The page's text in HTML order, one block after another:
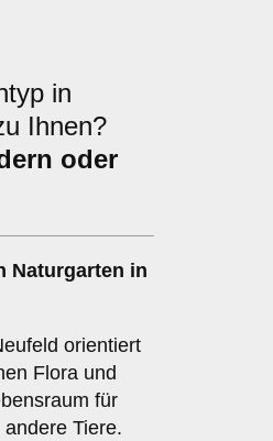
in
Ihnen?
oder
Naturgarten in
orientiert
Flora und
für
Tiere.